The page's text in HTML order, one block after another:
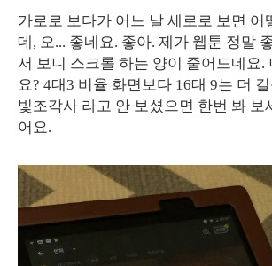
가로로 보다가 어느 날 세로로 보면 어
데, 오... 좋네요. 좋아. 제가 웹툰 정말
서 보니 스크롤 하는 양이 줄어드네요.
요? 4대3 비율 화면보다 16대 9는 더
빛조각사 라고 안 보셨으면 한번 봐 보
어요.